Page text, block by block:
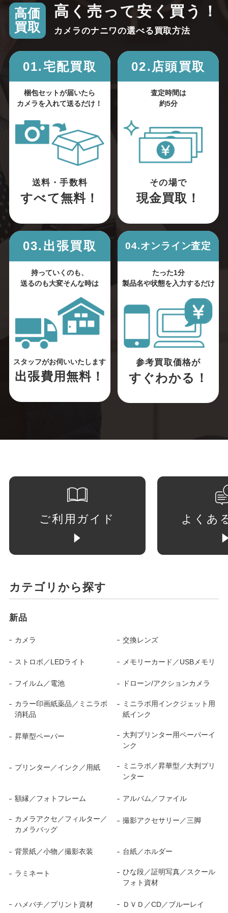
高価
買取
高く売って安く買う！
カメラのナニワの選べる買取方法
01.宅配買取
梱包セットが届いたら
カメラを入れて送るだけ！
送料・手数料
すべて無料！
02.店頭買取
査定時間は
約5分
その場で
現金買取！
03.出張買取
持っていくのも、
送るのも大変そんな時は
スタッフがお伺いいたします
出張費用無料！
04.オンライン査定
たった1分
製品名や状態を入力するだけ
参考買取価格が
すぐわかる！
ご利用ガイド よくあ
カテゴリから探す
新品
カメラ 交換レンズ
ストロボ／LEDライト メモリーカード／USBメモリ
フイルム／電池 ドローン/アクションカメラ
カラー印画紙薬品／ミニラボ
消耗品
ミニラボ用インクジェット用
紙インク
昇華型ペーパー
大判プリンター用ペーパーイ
ンク
プリンター／インク／用紙
ミニラボ／昇華型／大判プリ
ンター
額縁／フォトフレーム アルバム／ファイル
カメラアクセ／フィルター／
カメラバッグ
撮影アクセサリー／三脚
背景紙／小物／撮影衣装 台紙／ホルダー
ラミネート
ひな段／証明写真／スクール
フォト資材
ハメパチ／プリント資材 ＤＶＤ／CD／ブルーレイ